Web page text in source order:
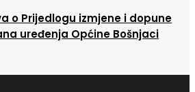
o Prijedlogu izmjene i dopune
uređenja Općine Bošnjaci